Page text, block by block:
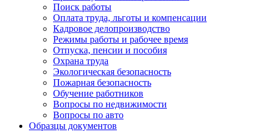
Поиск работы
Оплата труда, льготы и компенсации
Кадровое делопроизводство
Режимы работы и рабочее время
Отпуска, пенсии и пособия
Охрана труда
Экологическая безопасность
Пожарная безопасность
Обучение работников
Вопросы по недвижимости
Вопросы по авто
Образцы документов